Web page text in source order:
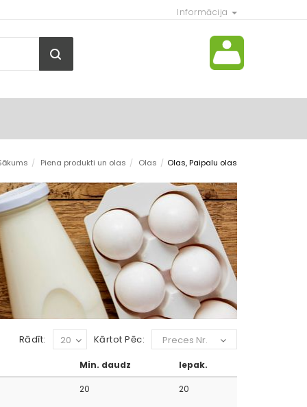
Informācija
/ Piena produkti un olas / Olas / Olas, Paipalu olas
Kārtot Pēc: Preces Nr.
Rādīt: 20
Min. daudz Iepak.
20 20